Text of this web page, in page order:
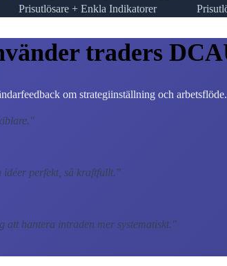
Prisutlösare + Enkla Indikatorer
traders
om strategiinställning och arbetsflöde.
"
perfekt, så kraftfullt."
hantera intraden mer systematiskt."